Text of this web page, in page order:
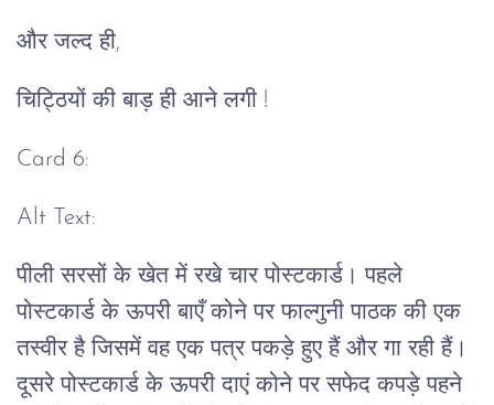
और जल्द ही,
चिट्ठियों की बाड़ ही आने लगी !
Card 6:
Alt Text:
पीली सरसों के खेत में रखे चार पोस्टकार्ड। पहले
पोस्टकार्ड के ऊपरी बाएँ कोने पर फाल्गुनी पाठक की एक
तस्वीर है जिसमें वह एक पत्र पकड़े हुए हैं और गा रही हैं।
दूसरे पोस्टकार्ड के ऊपरी दाएं कोने पर सफेद कपड़े पहने